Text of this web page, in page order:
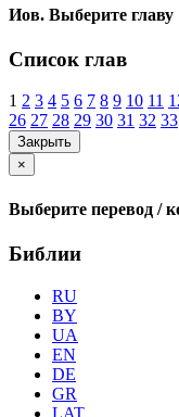
Иов. Выберите главу
Список глав
1 2 3 4 5 6 7 8 9 10 11
26 27 28 29 30 31 32 33
Закрыть
×
Выберите перевод /
Библии
RU
BY
UA
EN
DE
GR
LAT